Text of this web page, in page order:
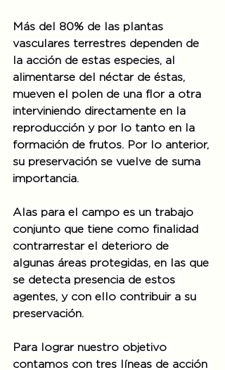
Más del 80% de las plantas
vasculares terrestres dependen de
la acción de estas especies, al
alimentarse del néctar de éstas,
mueven el polen de una flor a otra
interviniendo directamente en la
reproducción y por lo tanto en la
formación de frutos. Por lo anterior,
su preservación se vuelve de suma
importancia.
Alas para el campo es un trabajo
conjunto que tiene como finalidad
contrarrestar el deterioro de
algunas áreas protegidas, en las que
se detecta presencia de estos
agentes, y con ello contribuir a su
preservación.
Para lograr nuestro objetivo
contamos con tres líneas de acción